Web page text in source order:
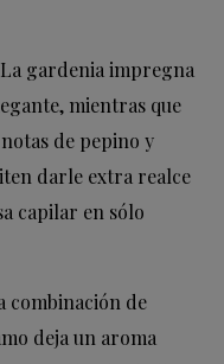
gardenia impregna
mientras que
de pepino y
darle extra realce
capilar en sólo
combinación de
deja un aroma